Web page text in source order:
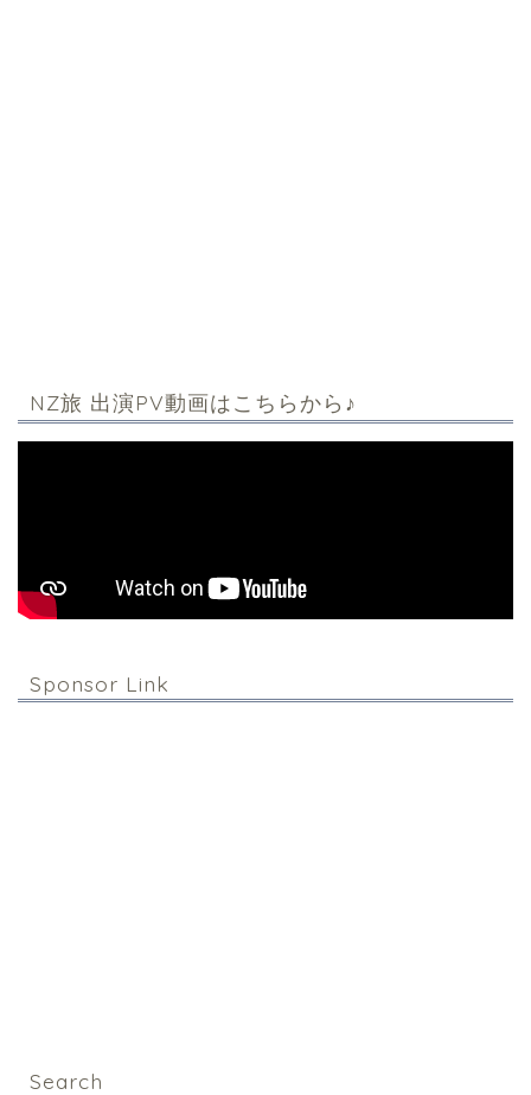
NZ旅 出演PV動画はこちらから♪
Sponsor Link
Search